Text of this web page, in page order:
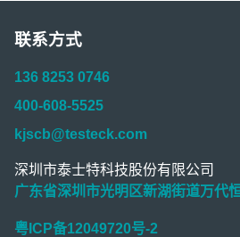
联系方式
136 8253 0746
400-608-5525
kjscb@testeck.com
深圳市泰士特科技股份有限公司
广东省深圳市光明区新湖街道万代
粤ICP备12049720号-2